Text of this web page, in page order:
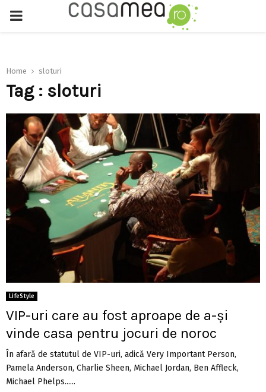
PRIMARY
Home sloturi
Tag : sloturi
LifeStyle
VIP-uri care au fost aproape de a-și
vinde casa pentru jocuri de noroc
În afară de statutul de VIP-uri, adică Very Important Person,
Pamela Anderson, Charlie Sheen, Michael Jordan, Ben Affleck,
Michael Phelps......